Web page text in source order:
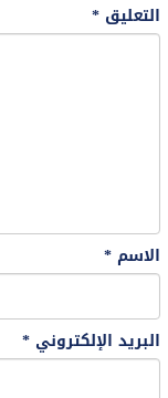
التعليق *
الاسم *
البريد الإلكتروني *